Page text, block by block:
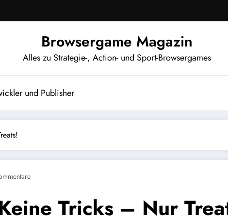
Browsergame Magazin
Alles zu Strategie-, Action- und Sport-Browsergames
und Publisher
Tricks – Nur